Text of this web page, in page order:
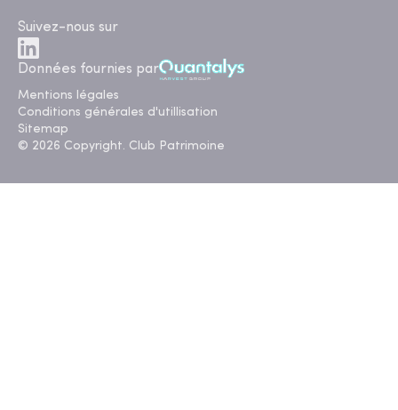
Suivez-nous sur
Données fournies par
Mentions légales
Conditions générales d'utillisation
Sitemap
© 2026 Copyright. Club Patrimoine